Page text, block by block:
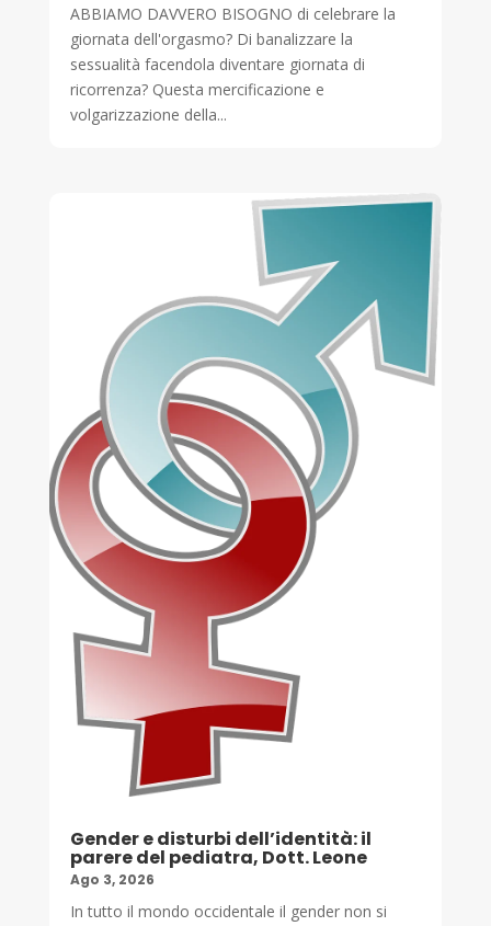
ABBIAMO DAVVERO BISOGNO di celebrare la
giornata dell'orgasmo? Di banalizzare la
sessualità facendola diventare giornata di
ricorrenza? Questa mercificazione e
volgarizzazione della...
Gender e disturbi dell’identità: il
parere del pediatra, Dott. Leone
Ago 3, 2026
In tutto il mondo occidentale il gender non si